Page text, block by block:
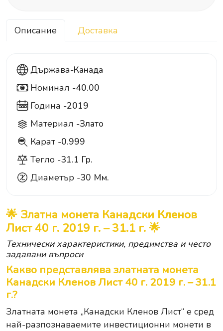
Описание Доставка
Държава-Канада
40 Номинал -40.00
Година -2019
Материал -Злато
999 Карат -0.999
Тегло -31.1 Гр.
Диаметър -30 Мм.
🌟 Златна монета Канадски Кленов
Лист 40 г. 2019 г. – 31.1 г. 🌟
Технически характеристики, предимства и често
задавани въпроси
Какво представлява златната монета
Канадски Кленов Лист 40 г. 2019 г. – 31.1
г.?
Златната монета „Канадски Кленов Лист“ е сред
най-разпознаваемите инвестиционни монети в